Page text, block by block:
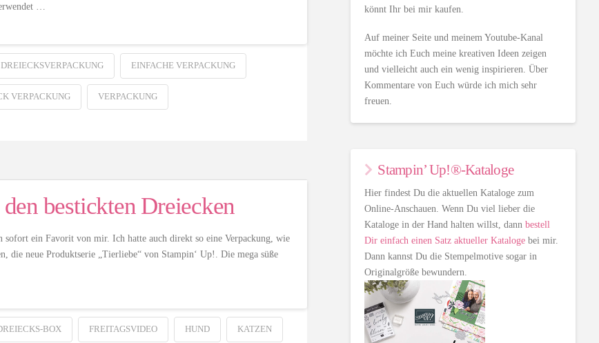
…
DREIECKSVERPACKUNG EINFACHE VERPACKUNG
VERPACKUNG VERPACKUNG
bestickten Dreiecken
ein Favorit von mir. Ich hatte auch direkt so eine Verpackung, wie
die neue Produktserie „Tierliebe“ von Stampin‘ Up!. Die mega süße
BOX FREITAGSVIDEO HUND KATZEN
könnt Ihr bei mir kaufen.
Auf meiner Seite und meinem Youtube-Kanal
möchte ich Euch meine kreativen Ideen zeigen
und vielleicht auch ein wenig inspirieren. Über
Kommentare von Euch würde ich mich sehr
freuen.
Stampin’ Up!®-Kataloge
Hier findest Du die aktuellen Kataloge zum
Online-Anschauen. Wenn Du viel lieber die
Kataloge in der Hand halten willst, dannbestell
Dir einfach einen Satz aktueller Kataloge bei mir.
Dann kannst Du die Stempelmotive sogar in
Originalgröße bewundern.